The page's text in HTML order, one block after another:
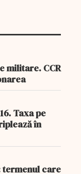
militare. CCR
Taxa pe
în
termenul care